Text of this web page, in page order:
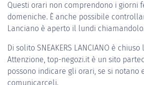
Questi orari non comprendono i giorni
domeniche. È anche possibile
Lanciano è aperto il lundi
Di solito SNEAKERS LANCIANO è chiuso
Attenzione, top-negozi.it è un sito
possono indicare gli orari, se si notano
comunicarceli.